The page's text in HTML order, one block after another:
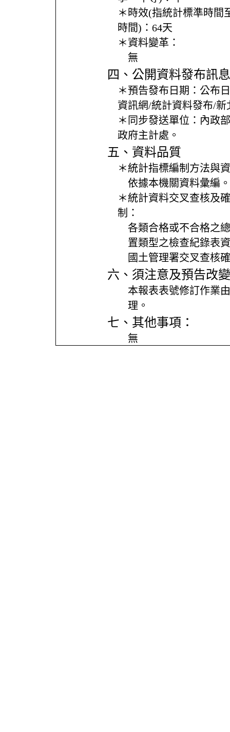
＊時效(指統計標準時間
時間)： 64天
＊資料變革：
無
四、公開資料發布訊息
＊預告發布日期： 公布
資訊網/統計資料發布/
＊同步發送單位： 內政
政府主計處。
五、資料品質
＊統計指標編制方法與
依據本機關資料彙編。
＊統計資料交叉查核及
制：
各類合格或不合格之
置類型之檢查紀錄表
國土管理署交叉查核
六、須注意及預告改
本報表表號修訂作業
理。
七、其他事項：
無